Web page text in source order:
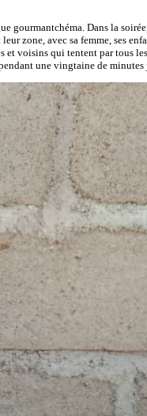
gourmantchéma. Dans la
zone, avec sa femme, ses
voisins qui tentent par tous
une vingtaine de minutes